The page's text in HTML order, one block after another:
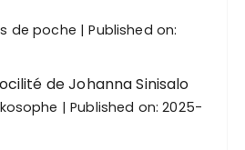
de poche
Published on:
de Johanna Sinisalo
Published on: 2025-